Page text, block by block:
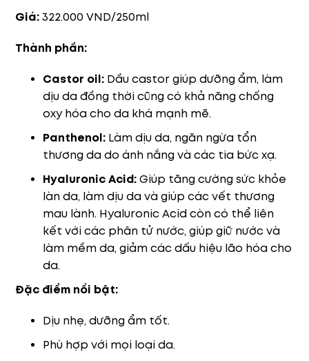
Giá:322.000 VND/250ml
Thành phần:
Castor oil: Dầu castor giúp dưỡng ẩm, làm
dịu da đồng thời cũng có khả năng chống
oxy hóa cho da khá mạnh mẽ.
Panthenol: Làm dịu da, ngăn ngừa tổn
thương da do ánh nắng và các tia bức xạ.
Hyaluronic Acid:Giúp tăng cường sức khỏe
làn da, làm dịu da và giúp các vết thương
mau lành. Hyaluronic Acid còn có thể liên
kết với các phân tử nước, giúp giữ nước và
làm mềm da, giảm các dấu hiệu lão hóa cho
da.
Đặc điểm nổi bật:
Dịu nhẹ, dưỡng ẩm tốt.
Phù hợp với mọi loại da.